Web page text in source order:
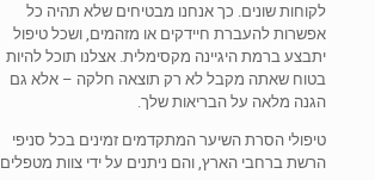
לקוחות שונים. כך אנחנו מבטיחים שלא תהיה כל
אפשרות להעברת חיידקים או מזהמים, ושכל טיפול
יתבצע ברמת היגיינה מקסימלית. אצלנו תוכל להיות
בטוח שאתה מקבל לא רק תוצאה חלקה – אלא גם
הגנה מלאה על הבריאות שלך.
טיפולי הסרת השיער המתקדמים זמינים בכל סניפי
הרשת ברחבי הארץ, והם ניתנים על ידי צוות מטפלים